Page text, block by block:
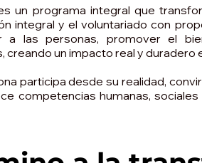
un programa integral que
integral y el voluntariado con
a las personas, promover el
creando un impacto real y duradero
participa desde su realidad,
competencias humanas,